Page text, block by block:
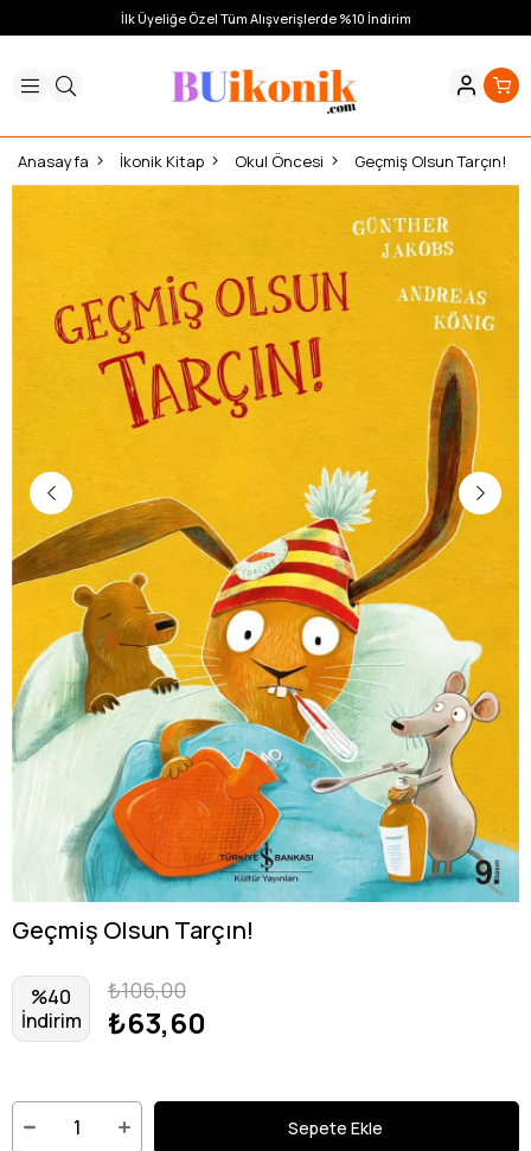
İlk Üyeliğe Özel Tüm Alışverişlerde %10 İndirim
Anasayfa İkonik Kitap Okul Öncesi Geçmiş Olsun Tarçın!
Geçmiş Olsun Tarçın!
%40
İndirim
₺106,00
₺63,60